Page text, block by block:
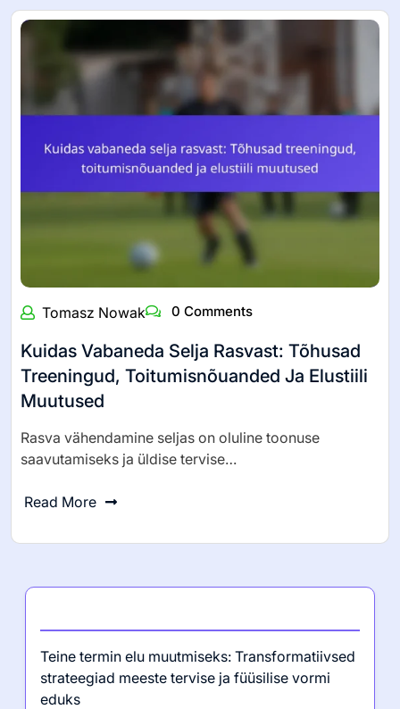
Tomasz Nowak 0 Comments
Kuidas Vabaneda Selja Rasvast: Tõhusad
Treeningud, Toitumisnõuanded Ja Elustiili
Muutused
Rasva vähendamine seljas on oluline toonuse
saavutamiseks ja üldise tervise…
Read More
Teine termin elu muutmiseks: Transformatiivsed
strateegiad meeste tervise ja füüsilise vormi
eduks